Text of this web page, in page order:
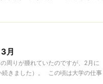
月
周りが腫れていたのですが、2月に
続きました）。 この頃は大学の仕事